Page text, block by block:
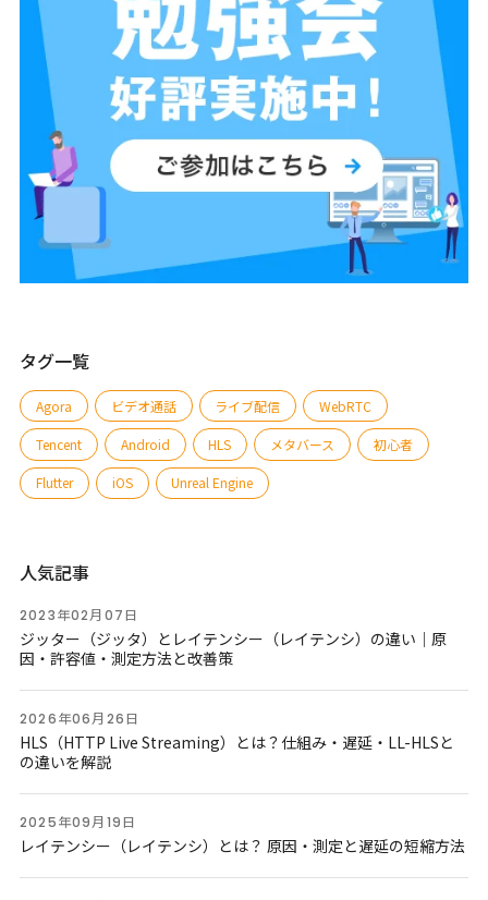
タグ一覧
Agora ビデオ通話 ライブ配信 WebRTC
Tencent Android HLS メタバース 初心者
Flutter iOS Unreal Engine
人気記事
2023年02月07日
ジッター（ジッタ）とレイテンシー（レイテンシ）の違い｜原
因・許容値・測定方法と改善策
2026年06月26日
HLS（HTTP Live Streaming）とは？仕組み・遅延・LL-HLSと
の違いを解説
2025年09月19日
レイテンシー（レイテンシ）とは？ 原因・測定と遅延の短縮方法